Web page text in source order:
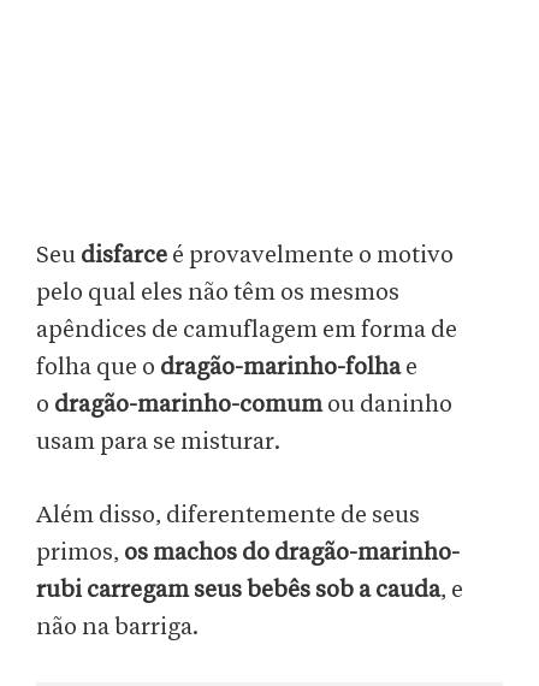
Seu disfarce é provavelmente o motivo
pelo qual eles não têm os mesmos
apêndices de camuflagem em forma de
folha que o dragão-marinho-folhae
o dragão-marinho-comumou daninho
usam para se misturar.
Além disso, diferentemente de seus
primos, os machos do dragão-marinho-
rubi carregam seus bebês sob a cauda, e
não na barriga.